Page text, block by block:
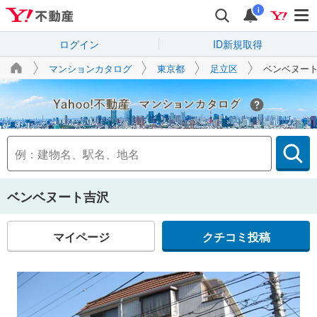
i
ログイン ID新規取得
マンションカタログ 東京都 足立区 ベンベヌー
Yahoo!不動産
ベンベヌート吉沢
マイページ クチコミ投稿